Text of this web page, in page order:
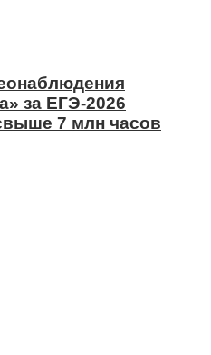
за ЕГЭ-2026
7 млн часов